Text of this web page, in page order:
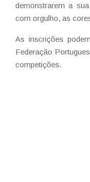
demonstrarem a
com orgulho, as
As inscrições
Federação
competições.